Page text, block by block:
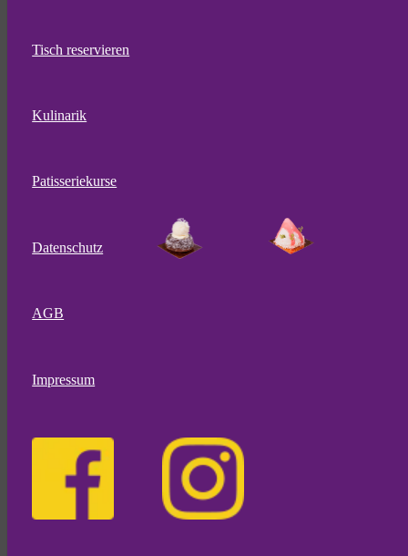
Tisch reservieren
Kulinarik
Patisseriekurse
Datenschutz
AGB
Impressum